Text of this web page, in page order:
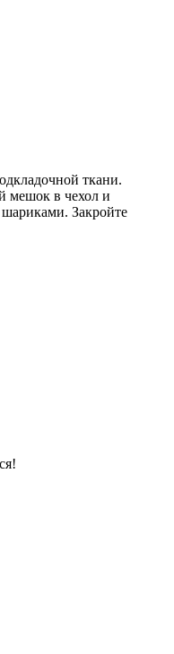
ткани.
мешок в чехол и
Закройте